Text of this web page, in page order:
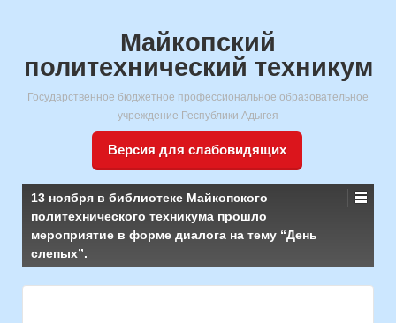
Майкопский
политехнический техникум
Государственное бюджетное профессиональное образовательное
учреждение Республики Адыгея
Версия для слабовидящих
13 ноября в библиотеке Майкопского
политехнического техникума прошло
мероприятие в форме диалога на тему “День
слепых”.